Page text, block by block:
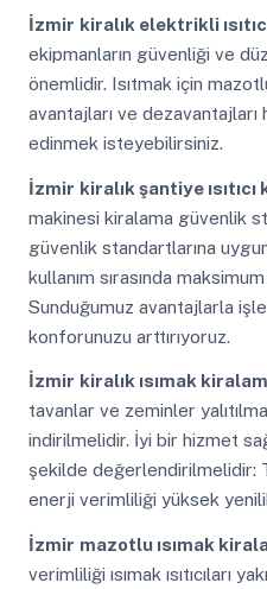
İzmir kiralık elektrikli
ekipmanların güvenliği ve
önemlidir. Isıtmak için mazotlu
avantajları ve dezavantajları
edinmek isteyebilirsiniz.
İzmir kiralık şantiye
makinesi kiralama güvenlik
güvenlik standartlarına
kullanım sırasında
Sunduğumuz avantajlarla
konforunuzu arttırıyoruz.
İzmir kiralık ısımak
tavanlar ve zeminler
indirilmelidir. İyi bir hizmet
şekilde değerlendirilmelidir:
enerji verimliliği yüksek
İzmir mazotlu ısımak
verimliliği ısımak ısıtıcıları